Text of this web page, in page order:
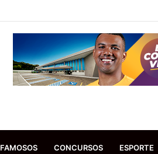
FAMOSOS CONCURSOS ESPORTE